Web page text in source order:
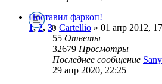
Поставил фаркоп!
1,2, 3 Cartellio » 01 апр 2012,
55 Ответы
32679 Просмотры
Последнее сообщение
29 апр 2020, 22:25